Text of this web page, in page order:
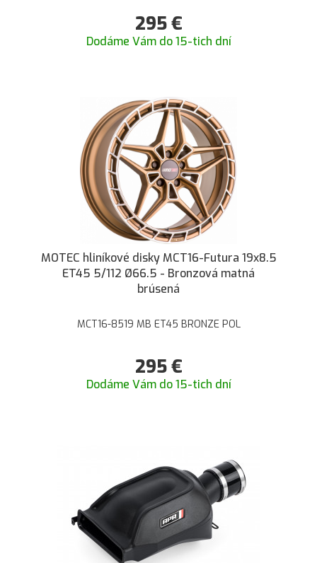
295€
Dodáme Vám do 15-tich dní
MOTEC hliníkové disky MCT16-Futura 19x8.5
ET45 5/112 Ø66.5 - Bronzová matná
brúsená
MCT16-8519 MB ET45 BRONZE POL
295€
Dodáme Vám do 15-tich dní